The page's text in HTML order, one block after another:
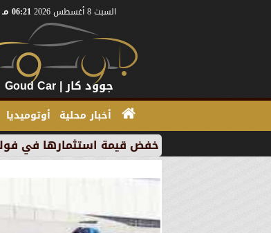
السبت 8 أغسطس 2026 06:21 مـ
جوود كار | Goud Car
أخبار محلية أوتوميديا
إي” بسبب خفض قيمة استثمارها في فولكس فاجن